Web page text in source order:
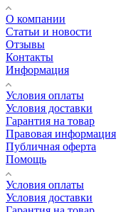
О компании
Статьи и новости
Отзывы
Контакты
Информация
Условия оплаты
Условия доставки
Гарантия на товар
Правовая информация
Публичная оферта
Помощь
Условия оплаты
Условия доставки